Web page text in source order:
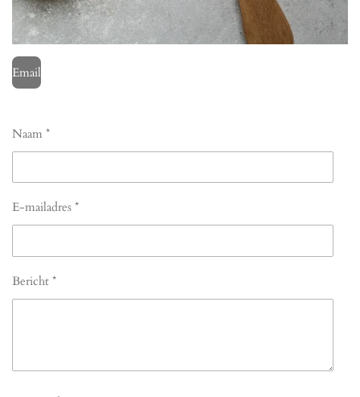
Email
Naam *
E-mailadres *
Bericht *